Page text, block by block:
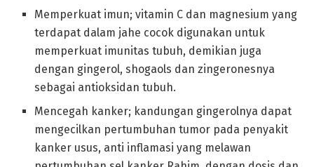
Memperkuat imun; vitamin C dan magnesium yang
terdapat dalam jahe cocok digunakan untuk
memperkuat imunitas tubuh, demikian juga
dengan gingerol, shogaols dan zingeronesnya
sebagai antioksidan tubuh.
Mencegah kanker; kandungan gingerolnya dapat
mengecilkan pertumbuhan tumor pada penyakit
kanker usus, anti inflamasi yang melawan